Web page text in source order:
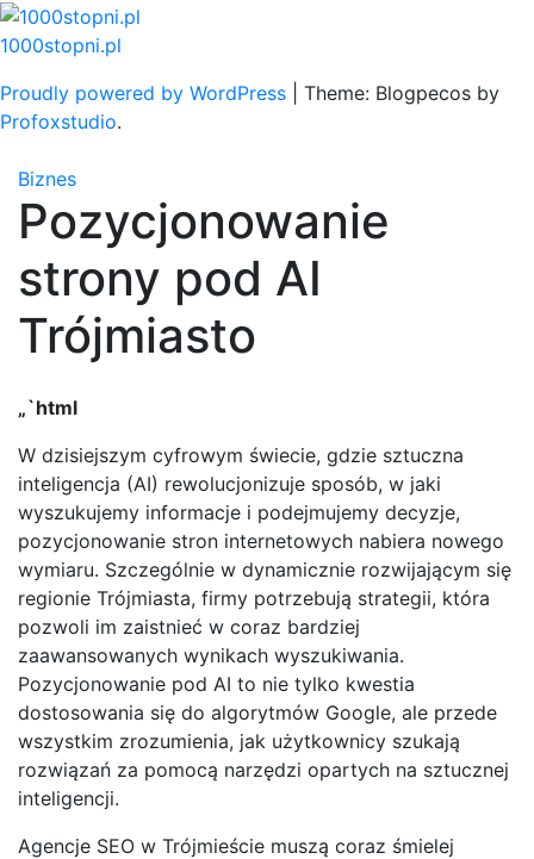
Skip
to
1000stopni.pl
Proudly powered by WordPress
Theme: Blogpecos by
Profoxstudio.
Biznes
Pozycjonowanie
strony pod AI
Trójmiasto
„`html
W dzisiejszym cyfrowym świecie, gdzie sztuczna
inteligencja (AI) rewolucjonizuje sposób, w jaki
wyszukujemy informacje i podejmujemy decyzje,
pozycjonowanie stron internetowych nabiera nowego
wymiaru. Szczególnie w dynamicznie rozwijającym się
regionie Trójmiasta, firmy potrzebują strategii, która
pozwoli im zaistnieć w coraz bardziej
zaawansowanych wynikach wyszukiwania.
Pozycjonowanie pod AI to nie tylko kwestia
dostosowania się do algorytmów Google, ale przede
wszystkim zrozumienia, jak użytkownicy szukają
rozwiązań za pomocą narzędzi opartych na sztucznej
inteligencji.
Agencje SEO w Trójmieście muszą coraz śmielej